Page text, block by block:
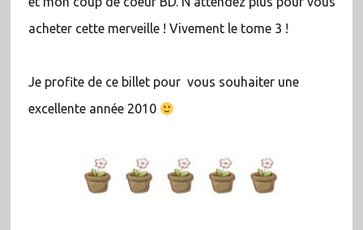
acheter cette merveille ! Vivement le tome 3 !
Je profite de ce billet pour vous souhaiter une
excellente année 2010